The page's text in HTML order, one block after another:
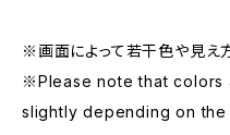
※画面によって若干色や見え
※Please note that colors
slightly depending on the